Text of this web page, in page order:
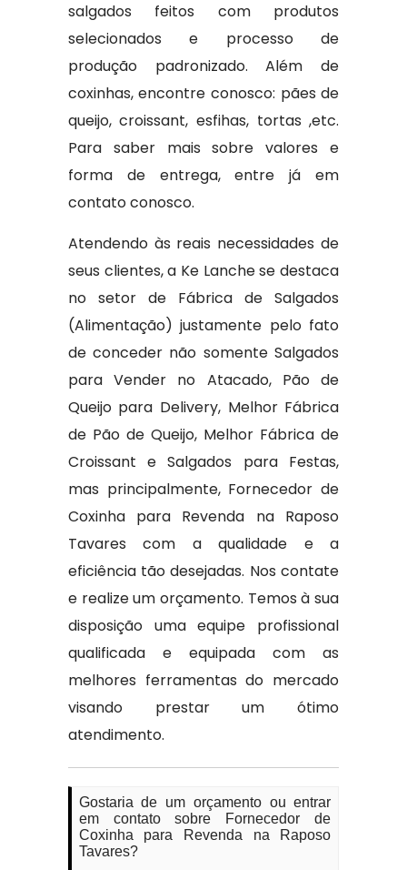
salgados feitos com produtos
selecionados e processo de
produção padronizado. Além de
coxinhas, encontre conosco: pães de
queijo, croissant, esfihas, tortas ,etc.
Para saber mais sobre valores e
forma de entrega, entre já em
contato conosco.
Atendendo às reais necessidades de
seus clientes, a Ke Lanche se destaca
no setor de Fábrica de Salgados
(Alimentação) justamente pelo fato
de conceder não somente Salgados
para Vender no Atacado, Pão de
Queijo para Delivery, Melhor Fábrica
de Pão de Queijo, Melhor Fábrica de
Croissant e Salgados para Festas,
mas principalmente, Fornecedor de
Coxinha para Revenda na Raposo
Tavares com a qualidade e a
eficiência tão desejadas. Nos contate
e realize um orçamento. Temos à sua
disposição uma equipe profissional
qualificada e equipada com as
melhores ferramentas do mercado
visando prestar um ótimo
atendimento.
Gostaria de um orçamento ou entrar
em contato sobre Fornecedor de
Coxinha para Revenda na Raposo
Tavares?